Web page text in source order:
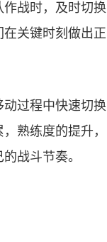
战时，及时切换
关键时刻做出正
过程中快速切换
熟练度的提升，
战斗节奏。